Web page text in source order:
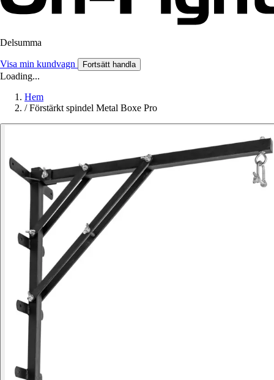
Delsumma
Visa min kundvagn Fortsätt handla
Loading...
Hem
/ Förstärkt spindel Metal Boxe Pro